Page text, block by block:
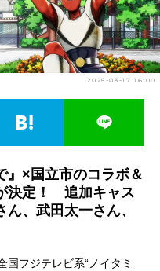
夏アニメ
2025-03-17 16:00
』×国立市のコラボ＆
決定！ 追加キャス
ん、武田太一さん、
フジテレビ系“ノイタミ